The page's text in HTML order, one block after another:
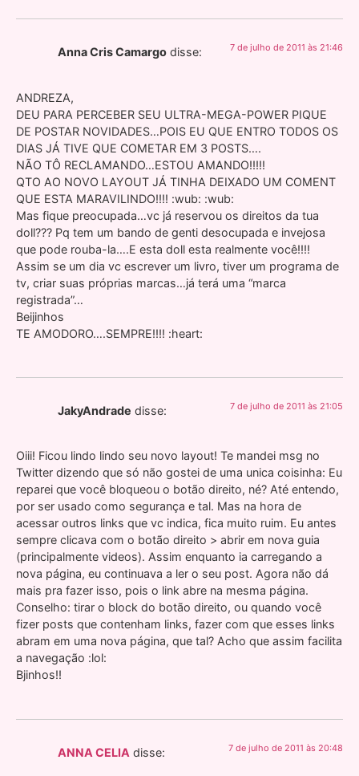
Anna Cris Camargo disse: 7 de julho de 2011 às 21:46
ANDREZA,
DEU PARA PERCEBER SEU ULTRA-MEGA-POWER PIQUE
DE POSTAR NOVIDADES…POIS EU QUE ENTRO TODOS OS
DIAS JÁ TIVE QUE COMETAR EM 3 POSTS….
NÃO TÔ RECLAMANDO…ESTOU AMANDO!!!!!
QTO AO NOVO LAYOUT JÁ TINHA DEIXADO UM COMENT
QUE ESTA MARAVILINDO!!!! :wub: :wub:
Mas fique preocupada…vc já reservou os direitos da tua
doll??? Pq tem um bando de genti desocupada e invejosa
que pode rouba-la….E esta doll esta realmente você!!!!
Assim se um dia vc escrever um livro, tiver um programa de
tv, criar suas próprias marcas…já terá uma “marca
registrada”…
Beijinhos
TE AMODORO….SEMPRE!!!! :heart:
JakyAndrade disse: 7 de julho de 2011 às 21:05
Oiii! Ficou lindo lindo seu novo layout! Te mandei msg no
Twitter dizendo que só não gostei de uma unica coisinha: Eu
reparei que você bloqueou o botão direito, né? Até entendo,
por ser usado como segurança e tal. Mas na hora de
acessar outros links que vc indica, fica muito ruim. Eu antes
sempre clicava com o botão direito > abrir em nova guia
(principalmente videos). Assim enquanto ia carregando a
nova página, eu continuava a ler o seu post. Agora não dá
mais pra fazer isso, pois o link abre na mesma página.
Conselho: tirar o block do botão direito, ou quando você
fizer posts que contenham links, fazer com que esses links
abram em uma nova página, que tal? Acho que assim facilita
a navegação :lol:
Bjinhos!!
ANNA CELIA disse: 7 de julho de 2011 às 20:48